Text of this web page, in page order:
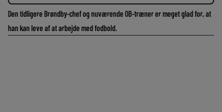
Den tidligere Brøndby-chef og nuværende OB-træner er meget glad for, at
han kan leve af at arbejde med fodbold.